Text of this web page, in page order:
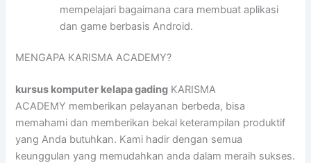
mempelajari bagaimana cara membuat aplikasi
dan game berbasis Android.
MENGAPA KARISMA ACADEMY?
kursus komputer kelapa gading KARISMA
ACADEMY memberikan pelayanan berbeda, bisa
memahami dan memberikan bekal keterampilan produktif
yang Anda butuhkan. Kami hadir dengan semua
keunggulan yang memudahkan anda dalam meraih sukses.